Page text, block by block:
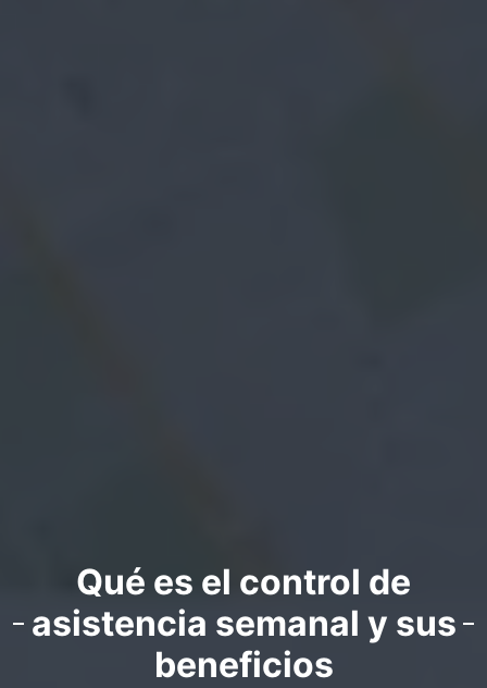
Qué es el control de
asistencia semanal y sus
beneficios